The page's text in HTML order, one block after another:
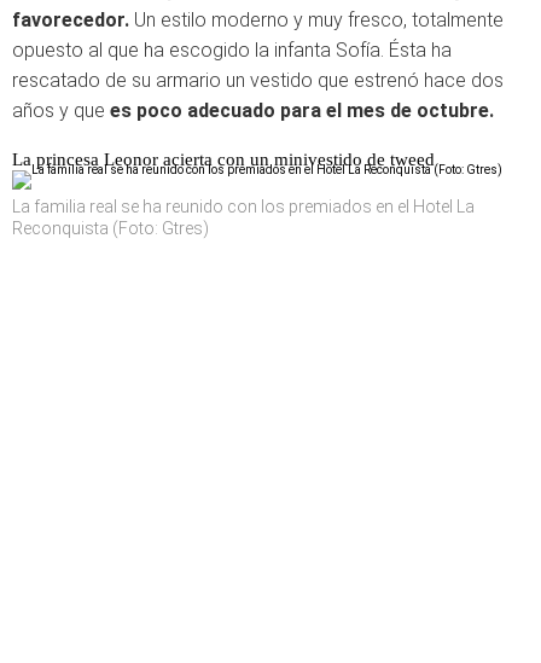
favorecedor. Un estilo moderno y muy fresco, totalmente
opuesto al que ha escogido la infanta Sofía. Ésta ha
rescatado de su armario un vestido que estrenó hace dos
años y que es poco adecuado para el mes de octubre.
La princesa Leonor acierta con un minivestido de tweed
La familia real se ha reunido con los premiados en el Hotel La
Reconquista (Foto: Gtres)